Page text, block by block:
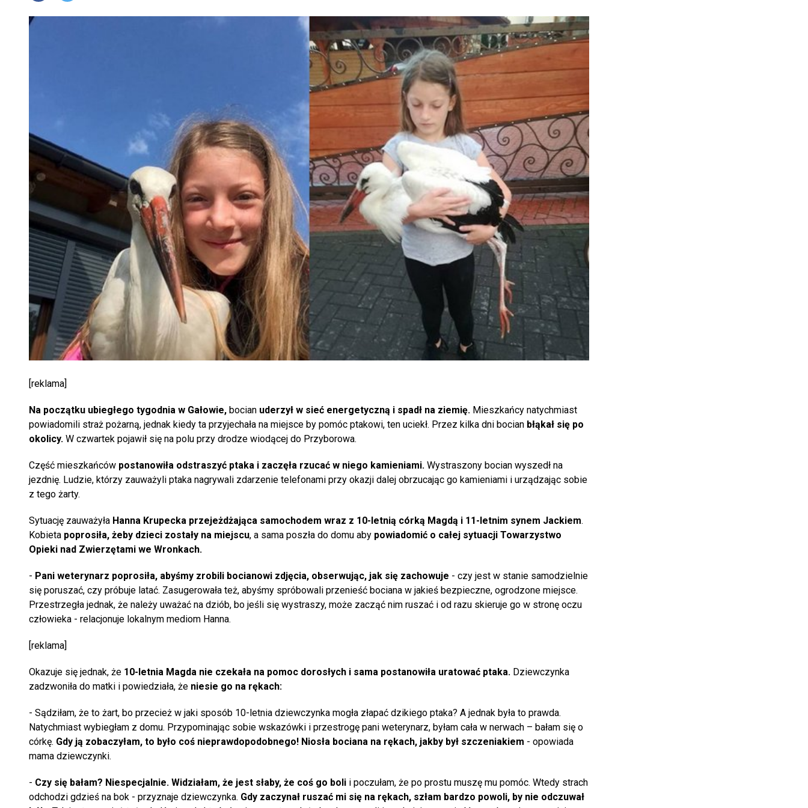
[reklama]
Na początku ubiegłego tygodnia w Gałowie, bocian uderzył w sieć energetyczną i spadł na ziemię. Mieszkańcy natychmiast
powiadomili straż pożarną, jednak kiedy ta przyjechała na miejsce by pomóc ptakowi, ten uciekł. Przez kilka dni bocian błąkał się po
okolicy. W czwartek pojawił się na polu przy drodze wiodącej do Przyborowa.
Część mieszkańców postanowiła odstraszyć ptaka i zaczęła rzucać w niego kamieniami. Wystraszony bocian wyszedł na
jezdnię. Ludzie, którzy zauważyli ptaka nagrywali zdarzenie telefonami przy okazji dalej obrzucając go kamieniami i urządzając sobie
z tego żarty.
Sytuację zauważyła Hanna Krupecka przejeżdżająca samochodem wraz z 10-letnią córką Magdą i 11-letnim synem Jackiem.
Kobieta poprosiła, żeby dzieci zostały na miejscu, a sama poszła do domu aby powiadomić o całej sytuacji Towarzystwo
Opieki nad Zwierzętami we Wronkach.
- Pani weterynarz poprosiła, abyśmy zrobili bocianowi zdjęcia, obserwując, jak się zachowuje - czy jest w stanie samodzielnie
się poruszać, czy próbuje latać. Zasugerowała też, abyśmy spróbowali przenieść bociana w jakieś bezpieczne, ogrodzone miejsce.
Przestrzegła jednak, że należy uważać na dziób, bo jeśli się wystraszy, może zacząć nim ruszać i od razu skieruje go w stronę oczu
człowieka - relacjonuje lokalnym mediom Hanna.
[reklama]
Okazuje się jednak, że 10-letnia Magda nie czekała na pomoc dorosłych i sama postanowiła uratować ptaka. Dziewczynka
zadzwoniła do matki i powiedziała, że niesie go na rękach:
- Sądziłam, że to żart, bo przecież w jaki sposób 10-letnia dziewczynka mogła złapać dzikiego ptaka? A jednak była to prawda.
Natychmiast wybiegłam z domu. Przypominając sobie wskazówki i przestrogę pani weterynarz, byłam cała w nerwach – bałam się o
córkę. Gdy ją zobaczyłam, to było coś nieprawdopodobnego! Niosła bociana na rękach, jakby był szczeniakiem - opowiada
mama dziewczynki.
- Czy się bałam? Niespecjalnie. Widziałam, że jest słaby, że coś go boli i poczułam, że po prostu muszę mu pomóc. Wtedy strach
odchodzi gdzieś na bok - przyznaje dziewczynka. Gdy zaczynał ruszać mi się na rękach, szłam bardzo powoli, by nie odczuwał